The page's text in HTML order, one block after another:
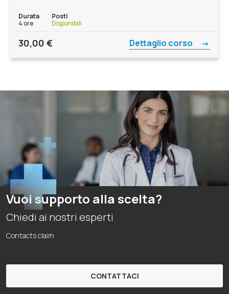
Durata
4 ore
Posti
Disponibili
30,00 € Dettaglio corso
Vuoi supporto alla scelta?
Chiedi ai nostri esperti
Contacts claim
CONTATTACI